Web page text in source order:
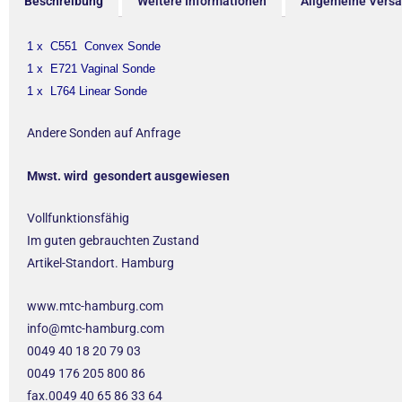
1 x C551 Convex Sonde
1 x E721 Vaginal Sonde
1 x L764 Linear Sonde
Andere Sonden auf Anfrage
Mwst. wird gesondert ausgewiesen
Vollfunktionsfähig
Im guten gebrauchten Zustand
Artikel-Standort. Hamburg
www.mtc-hamburg.com
info@mtc-hamburg.com
0049 40 18 20 79 03
0049 176 205 800 86
fax.0049 40 65 86 33 64